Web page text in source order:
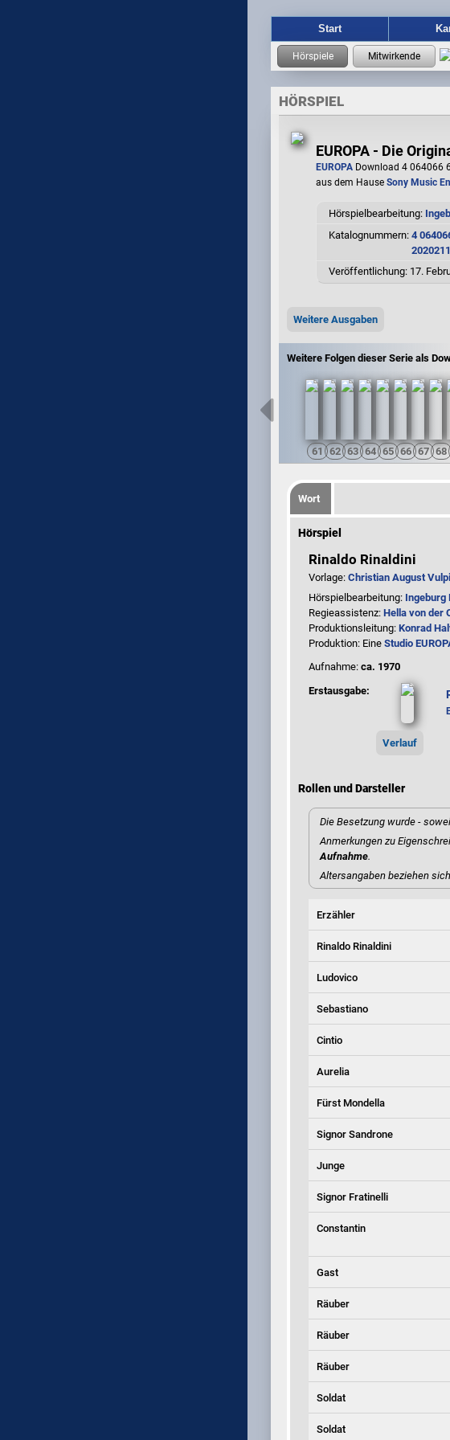
Start
HÖRSPIEL
EUROPA - Die
EUROPA Download 4 064066
aus dem HauseSony Music
Hörspielbearbeitung:
Katalognummern:4
2020211
Veröffentlichung: 17.
Weitere Ausgaben
Weitere Folgen dieser Serie als
Wort
Hörspiel
Rinaldo Rinaldini
Vorlage: Christian August
Hörspielbearbeitung: Ingeburg
Regieassistenz: Hella von der
Produktionsleitung: Konrad
Produktion: Eine Studio
Aufnahme: ca. 1970
Erstausgabe:
Verlauf
Rollen und Darsteller
Die Besetzung wurde -
Anmerkungen zu
Aufnahme.
Altersangaben beziehen
Erzähler
Rinaldo Rinaldini
Ludovico
Sebastiano
Cintio
Aurelia
Fürst Mondella
Signor Sandrone
Junge
Signor Fratinelli
Constantin
Gast
Räuber
Räuber
Räuber
Soldat
Soldat